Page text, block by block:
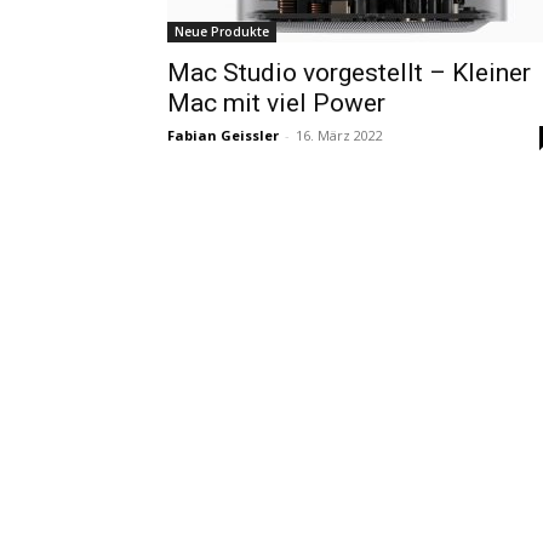
Neue Produkte
Mac Studio vorgestellt – Kleiner
Mac mit viel Power
Fabian Geissler - 16. März 2022